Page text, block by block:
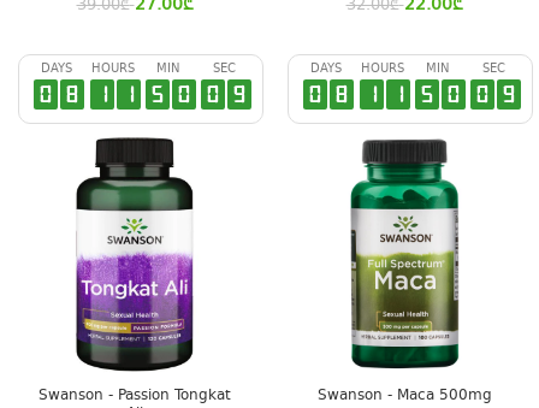
39.00₾ 32.00₾
DAYS
0 8
HOURS
1 1
MIN
5 0
SEC
0 8
Swanson - Passion Tongkat
DAYS
0 8
HOURS
1 1
MIN
5 0
SEC
0 8
Swanson - Maca 500mg